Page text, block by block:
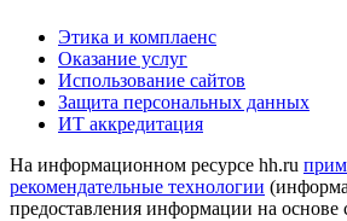
Этика и комплаенс
Оказание услуг
Использование сайтов
Защита персональных данных
ИТ аккредитация
На информационном ресурсе hh.ru
рекомендательные технологии
предоставления информации на основе